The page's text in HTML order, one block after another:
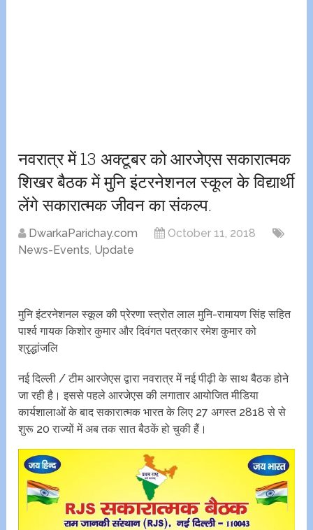
नवरात्र में 13 अक्टूबर को आरजेएस सकारात्मक
शिखर बैठक में मुनि इंटरनेशनल स्कूल के विद्यार्थी
लेंगे सकारात्मक जीवन का संकल्प.
DwarkaParichay.com
October 11, 2018
News-Events, Update
मुनि इंटरनेशनल स्कूल की प्रेरणा स्त्रोत लाल मुनि-रामायण सिंह सहित
पार्श्व गायक किशोर कुमार और दिवंगत पत्रकार रमेश कुमार को
श्रृद्धांजलि
नई दिल्ली / टीम आरजेएस द्वारा नवरात्र में नई पीढ़ी के साथ बैठक होने
जा रही है। इससे पहले आरजेएस की लगातार आयोजित मीडिया
कार्यशालाओं के बाद सकारात्मक भारत के लिए 27 अगस्त 2818 से से
शुरू 20 राज्यों में अब तक सात बैठकें हो चुकी हैं।